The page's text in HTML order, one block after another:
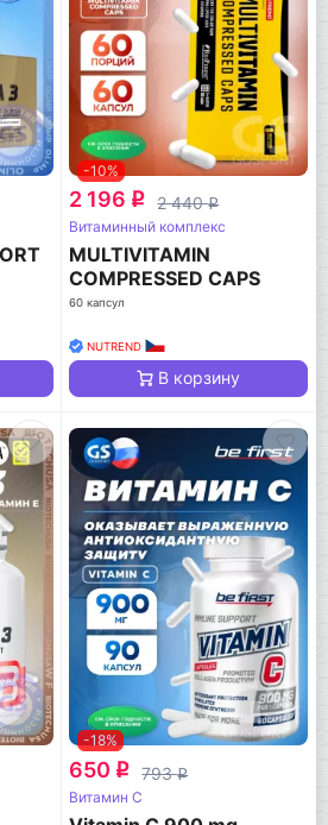
-10%
2 196 q 2 440q
Витаминный комплекс
MULTIVITAMIN
COMPRESSED CAPS
60 капсул
NUTREND
В корзину
-18%
650 q 793q
Витамин C